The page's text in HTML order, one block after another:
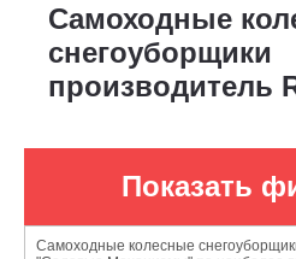
Самоходные
снегоуборщики
производитель
Показать
Самоходные колесные